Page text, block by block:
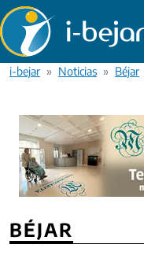
Pasar al contenido principal
i-bejar Noticias Béjar
BÉJAR